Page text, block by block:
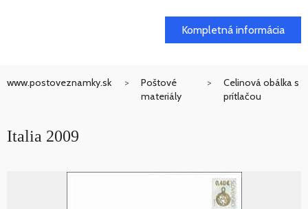
Kompletná informácia
www.postoveznamky.sk
Poštové
materiály
Celinová obálka s
prítlačou
Italia 2009